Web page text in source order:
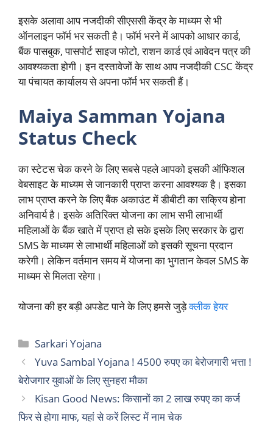
इसके अलावा आप नजदीकी सीएससी केंद्र के माध्यम से भी
ऑनलाइन फॉर्म भर सकती है। फॉर्म भरने में आपको आधार कार्ड,
बैंक पासबुक, पासपोर्ट साइज फोटो, राशन कार्ड एवं आवेदन पत्र की
आवश्यकता होगी। इन दस्तावेजों के साथ आप नजदीकी CSC केंद्र
या पंचायत कार्यालय से अपना फॉर्म भर सकती हैं।
Maiya Samman Yojana
Status Check
का स्टेटस चेक करने के लिए सबसे पहले आपको इसकी ऑफिशल
वेबसाइट के माध्यम से जानकारी प्राप्त करना आवश्यक है। इसका
लाभ प्राप्त करने के लिए बैंक अकाउंट में डीबीटी का सक्रिय होना
अनिवार्य है। इसके अतिरिक्त योजना का लाभ सभी लाभार्थी
महिलाओं के बैंक खाते में प्राप्त हो सके इसके लिए सरकार के द्वारा
SMS के माध्यम से लाभार्थी महिलाओं को इसकी सूचना प्रदान
करेगी। लेकिन वर्तमान समय में योजना का भुगतान केवल SMS के
माध्यम से मिलता रहेगा।
योजना की हर बड़ी अपडेट पाने के लिए हमसे जुड़ेक्लीक हेयर
Categories
Sarkari Yojana
Yuva Sambal Yojana ! 4500 रुपए का बेरोजगारी भत्ता !
बेरोजगार युवाओं के लिए सुनहरा मौका
Kisan Good News: किसानों का 2 लाख रुपए का कर्ज
फिर से होगा माफ, यहां से करें लिस्ट में नाम चेक